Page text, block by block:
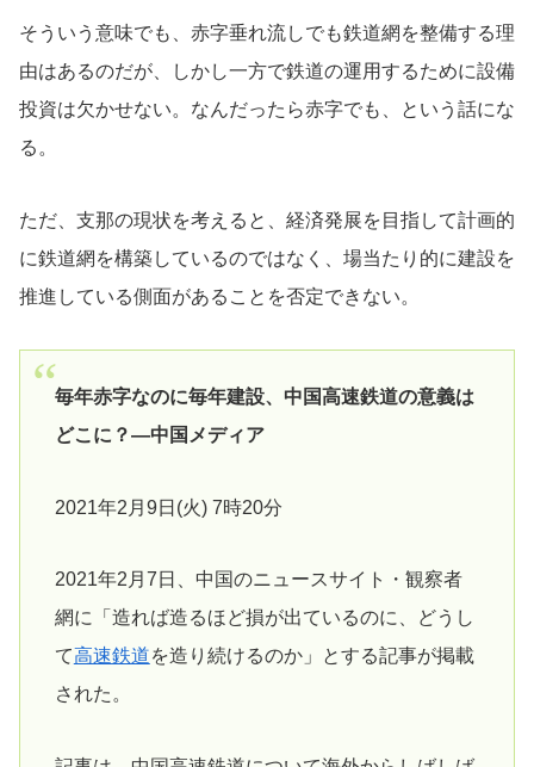
そういう意味でも、赤字垂れ流しでも鉄道網を整備する理
由はあるのだが、しかし一方で鉄道の運用するために設備
投資は欠かせない。なんだったら赤字でも、という話にな
る。
ただ、支那の現状を考えると、経済発展を目指して計画的
に鉄道網を構築しているのではなく、場当たり的に建設を
推進している側面があることを否定できない。
毎年赤字なのに毎年建設、中国高速鉄道の意義は
どこに？―中国メディア
2021年2月9日(火) 7時20分
2021年2月7日、中国のニュースサイト・観察者
網に「造れば造るほど損が出ているのに、どうし
て高速鉄道を造り続けるのか」とする記事が掲載
された。